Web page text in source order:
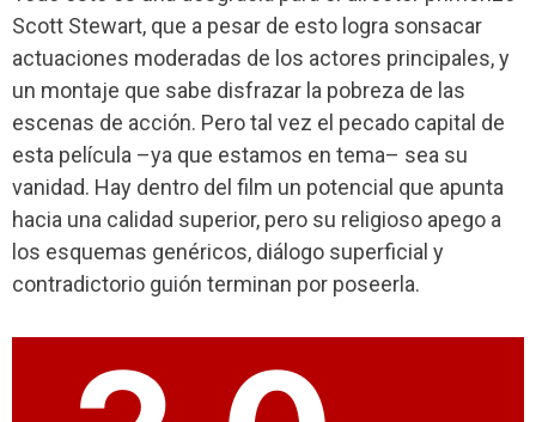
Scott Stewart, que a pesar de esto logra sonsacar
actuaciones moderadas de los actores principales, y
un montaje que sabe disfrazar la pobreza de las
escenas de acción. Pero tal vez el pecado capital de
esta película –ya que estamos en tema– sea su
vanidad. Hay dentro del film un potencial que apunta
hacia una calidad superior, pero su religioso apego a
los esquemas genéricos, diálogo superficial y
contradictorio guión terminan por poseerla.